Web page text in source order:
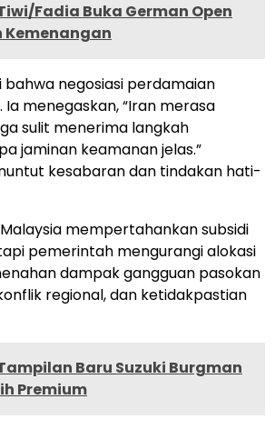
Fadia Buka German Open
Kemenangan
negosiasi perdamaian
Ia menegaskan, “Iran merasa
sulit menerima langkah
jaminan keamanan jelas.”
kesabaran dan tindakan hati-
mempertahankan subsidi
pemerintah mengurangi alokasi
dampak gangguan pasokan
regional, dan ketidakpastian
Baru Suzuki Burgman
Premium